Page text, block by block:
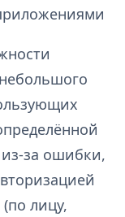
за ошибки,
лицу,